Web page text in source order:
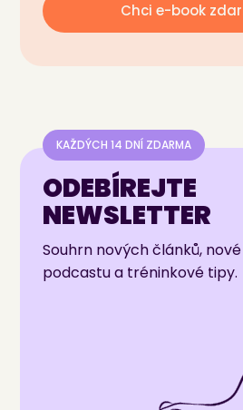
Chci e-book
KAŽDÝCH 14 DNÍ ZDARMA
ODEBÍREJTE
NEWSLETTER
Souhrn nových článků,
podcastu a tréninkové tipy.